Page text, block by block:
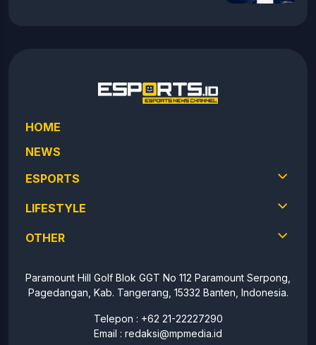
HOME
NEWS
ESPORTS
LIFESTYLE
OTHER
Paramount Hill Golf Blok GGT No 112 Paramount Serpong,
Pagedangan, Kab. Tangerang, 15332 Banten, Indonesia.
Telepon : +62 21-22227290
Email : redaksi@mpmedia.id